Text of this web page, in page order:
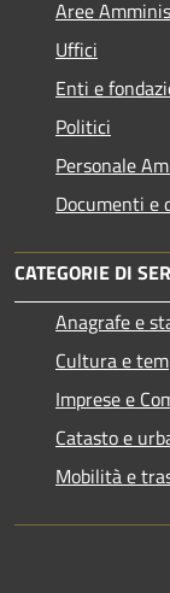
Aree
Uffici
Enti e
Politici
Personale
Documenti e
CATEGORIE DI
Anagrafe e
Cultura e
Imprese e
Catasto e
Mobilità e